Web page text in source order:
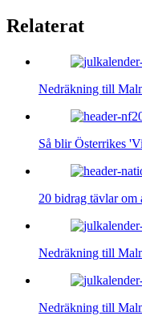
Relaterat
Nedräkning till
Så blir Österrikes
20 bidrag tävlar
Nedräkning till
Nedräkning till